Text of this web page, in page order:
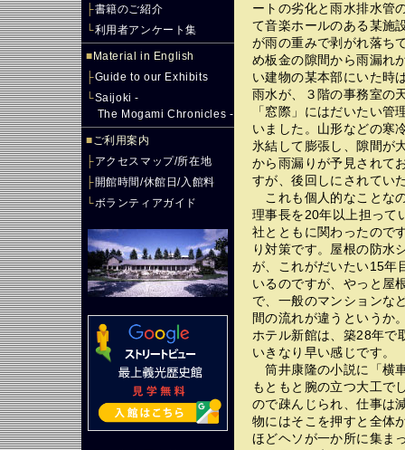
├書籍のご紹介
└利用者アンケート集
■ Material in English
├Guide to our Exhibits
└Saijoki -
The Mogami Chronicles -
■ご利用案内
├アクセスマップ/所在地
├開館時間/休館日/入館料
└ボランティアガイド
ートの劣化と雨水排水管
て音楽ホールのある某施
が雨の重みで剥がれ落ち
め板金の隙間から雨漏れ
い建物の某本部にいた時
雨水が、３階の事務室の
「窓際」にはだいたい
いました。山形などの寒
氷結して膨張し、隙間が
から雨漏りが予見されて
すが、後回しにされてい
これも個人的なことな
理事長を20年以上担って
社とともに関わったので
り対策です。屋根の防水
が、これがだいたい15年
いるのですが、やっと屋
で、一般のマンションな
間の流れが違うというか
ホテル新館は、築28年で
いきなり早い感じです。
筒井康隆の小説に「横
もともと腕の立つ大工で
ので疎んじられ、仕事は
物にはそこを押すと全体
ほどヘソが一か所に集ま